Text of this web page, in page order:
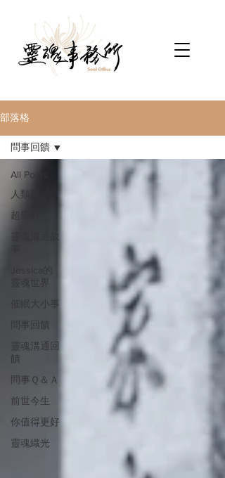
部落格
All Posts
人類圖
超覺力
Jessica的
靈魂世界
催眠大小事
問事回饋
靈魂溝通回
饋
問事Ｑ＆Ａ
前世今生
你值得更好
靈魂織光
問事回饋